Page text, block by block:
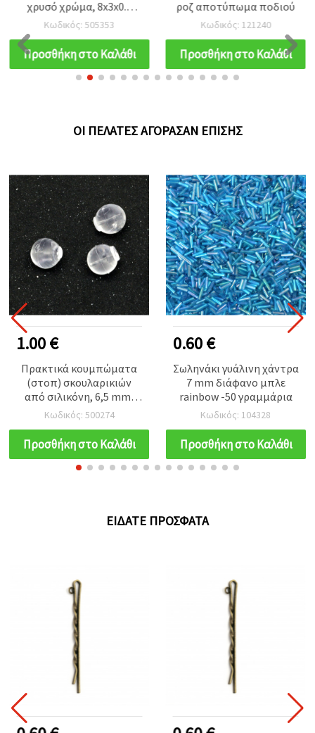
χρυσό χρώμα, 8x3x0.8
mm - 50 τεμ.
Κωδικός: 505353
Προσθήκη στο Καλάθι
ροζ αποτύπωμα ποδιού
Κωδικός: 121240
Προσθήκη στο Καλάθι
ΟΙ ΠΕΛΆΤΕΣ ΑΓΌΡΑΣΑΝ ΕΠΊΣΗΣ
1.00 €
Πρακτικά κουμπώματα
(στοπ) σκουλαρικιών
από σιλικόνη, 6,5 mm,
οπή 0,5 mm – 50 τεμ.,
ιδανικά για καρφωτά
σκουλαρίκια & DIY
κοσμήματα
Κωδικός: 500274
Προσθήκη στο Καλάθι
0.60 €
Σωληνάκι γυάλινη χάντρα
7 mm διάφανο μπλε
rainbow -50 γραμμάρια
Κωδικός: 104328
Προσθήκη στο Καλάθι
ΕΊΔΑΤΕ ΠΡΌΣΦΑΤΑ